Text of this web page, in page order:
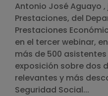
Antonio José Aguayo
Prestaciones, del
Prestaciones
en el tercer webinar,
más de 500
exposición sobre dos
relevantes y más
Seguridad Social...